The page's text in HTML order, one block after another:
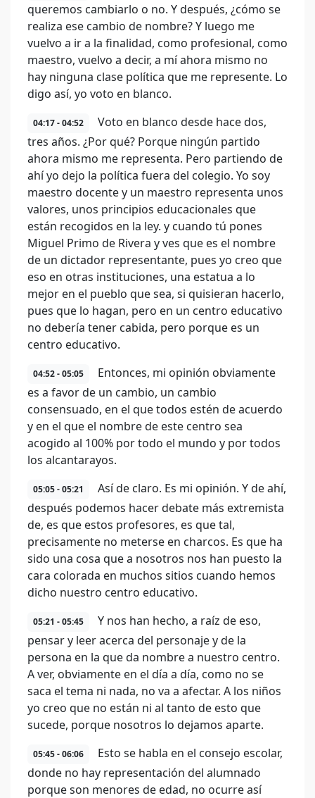
queremos cambiarlo o no. Y después, ¿cómo se
realiza ese cambio de nombre? Y luego me
vuelvo a ir a la finalidad, como profesional, como
maestro, vuelvo a decir, a mí ahora mismo no
hay ninguna clase política que me represente. Lo
digo así, yo voto en blanco.
04:17 - 04:52
Voto en blanco desde hace dos,
tres años. ¿Por qué? Porque ningún partido
ahora mismo me representa. Pero partiendo de
ahí yo dejo la política fuera del colegio. Yo soy
maestro docente y un maestro representa unos
valores, unos principios educacionales que
están recogidos en la ley. y cuando tú pones
Miguel Primo de Rivera y ves que es el nombre
de un dictador representante, pues yo creo que
eso en otras instituciones, una estatua a lo
mejor en el pueblo que sea, si quisieran hacerlo,
pues que lo hagan, pero en un centro educativo
no debería tener cabida, pero porque es un
centro educativo.
04:52 - 05:05
Entonces, mi opinión obviamente
es a favor de un cambio, un cambio
consensuado, en el que todos estén de acuerdo
y en el que el nombre de este centro sea
acogido al 100% por todo el mundo y por todos
los alcantarayos.
05:05 - 05:21
Así de claro. Es mi opinión. Y de ahí,
después podemos hacer debate más extremista
de, es que estos profesores, es que tal,
precisamente no meterse en charcos. Es que ha
sido una cosa que a nosotros nos han puesto la
cara colorada en muchos sitios cuando hemos
dicho nuestro centro educativo.
05:21 - 05:45
Y nos han hecho, a raíz de eso,
pensar y leer acerca del personaje y de la
persona en la que da nombre a nuestro centro.
A ver, obviamente en el día a día, como no se
saca el tema ni nada, no va a afectar. A los niños
yo creo que no están ni al tanto de esto que
sucede, porque nosotros lo dejamos aparte.
05:45 - 06:06
Esto se habla en el consejo escolar,
donde no hay representación del alumnado
porque son menores de edad, no ocurre así